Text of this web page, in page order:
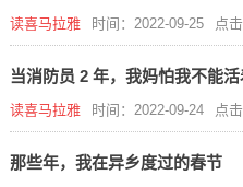
读喜马拉雅 时间：2022-09-25 点
当消防员 2 年，我妈怕我不能
读喜马拉雅 时间：2022-09-24 点
那些年，我在异乡度过的春节